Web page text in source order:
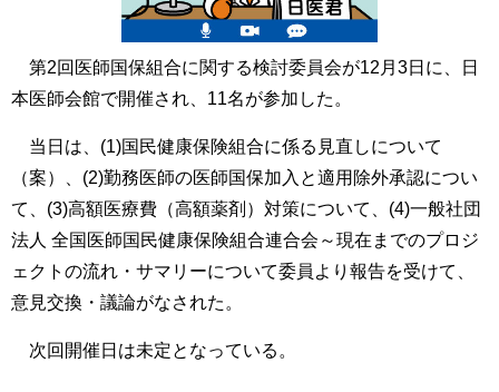
第2回医師国保組合に関する検討委員会が12月3日に、日
本医師会館で開催され、11名が参加した。
当日は、(1)国民健康保険組合に係る見直しについて
（案）、(2)勤務医師の医師国保加入と適用除外承認につい
て、(3)高額医療費（高額薬剤）対策について、(4)一般社団
法人 全国医師国民健康保険組合連合会～現在までのプロジ
ェクトの流れ・サマリーについて委員より報告を受けて、
意見交換・議論がなされた。
次回開催日は未定となっている。